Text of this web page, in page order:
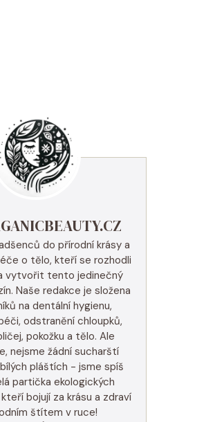
do přírodní krásy a
o tělo, kteří se rozhodli
vytvořit tento jedinečný
Naše redakce je složena
na dentální hygienu,
odstranění chloupků,
pokožku a tělo. Ale
nejsme žádní sucharští
pláštích - jsme spíš
partička ekologických
bojují za krásu a zdraví
štítem v ruce!